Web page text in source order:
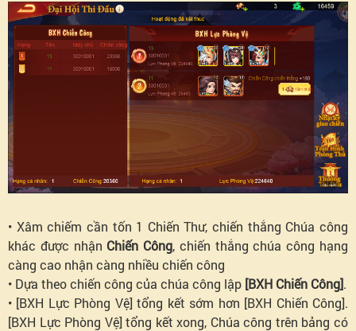
• Xâm chiếm cần tốn 1 Chiến Thư, chiến thắng Chúa công
khác được nhận Chiến Công, chiến thắng chúa công hạng
càng cao nhận càng nhiều chiến công
• Dựa theo chiến công của chúa công lập [BXH Chiến Công].
• [BXH Lực Phòng Vệ] tổng kết sớm hơn [BXH Chiến Công].
[BXH Lực Phòng Vệ] tổng kết xong, Chúa công trên bảng có